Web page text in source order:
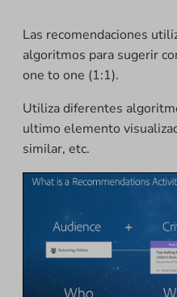
Las recomendaciones
algoritmos para sugerir
one to one (1:1).
Utiliza diferentes
ultimo elemento
similar, etc.